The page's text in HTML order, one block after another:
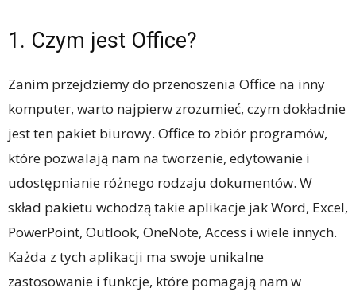
1. Czym jest Office?
Zanim przejdziemy do przenoszenia Office na inny
komputer, warto najpierw zrozumieć, czym dokładnie
jest ten pakiet biurowy. Office to zbiór programów,
które pozwalają nam na tworzenie, edytowanie i
udostępnianie różnego rodzaju dokumentów. W
skład pakietu wchodzą takie aplikacje jak Word, Excel,
PowerPoint, Outlook, OneNote, Access i wiele innych.
Każda z tych aplikacji ma swoje unikalne
zastosowanie i funkcje, które pomagają nam w